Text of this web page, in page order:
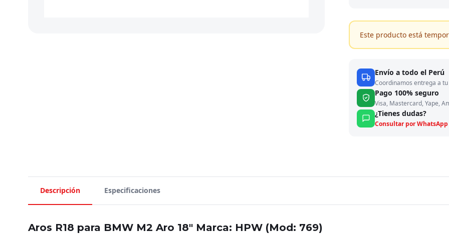
Este producto está
Envío a todo el Perú
Coordinamos entrega a
Pago 100% seguro
Visa, Mastercard, Yape,
¿Tienes dudas?
Consultar por
Descripción Especificaciones
Aros R18 para BMW M2 Aro 18" Marca: HPW (Mod: 769)